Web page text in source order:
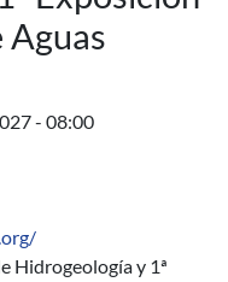
Aguas
- 08:00
Hidrogeología y 1ª